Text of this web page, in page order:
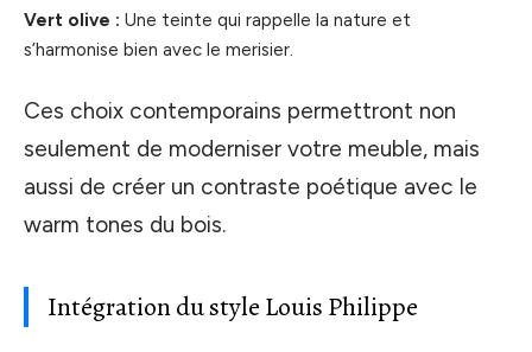
Vert olive : Une teinte qui rappelle la nature et
s’harmonise bien avec le merisier.
Ces choix contemporains permettront non
seulement de moderniser votre meuble, mais
aussi de créer un contraste poétique avec le
warm tones du bois.
Intégration du style Louis Philippe